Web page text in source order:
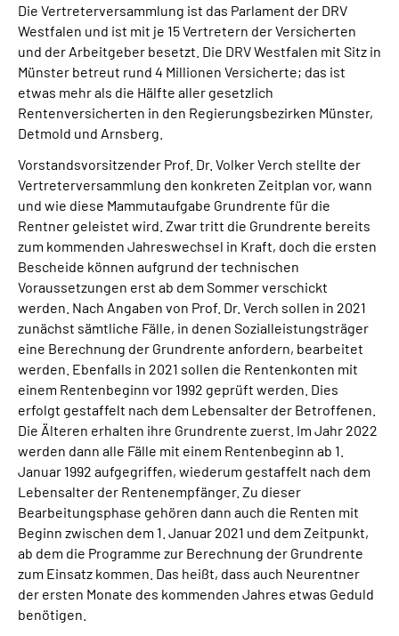
Die Vertreterversammlung ist das Parlament der DRV
Westfalen und ist mit je 15 Vertretern der Versicherten
und der Arbeitgeber besetzt. Die DRV Westfalen mit Sitz in
Münster betreut rund 4 Millionen Versicherte; das ist
etwas mehr als die Hälfte aller gesetzlich
Rentenversicherten in den Regierungsbezirken Münster,
Detmold und Arnsberg.
Vorstandsvorsitzender Prof. Dr. Volker Verch stellte der
Vertreterversammlung den konkreten Zeitplan vor, wann
und wie diese Mammutaufgabe Grundrente für die
Rentner geleistet wird. Zwar tritt die Grundrente bereits
zum kommenden Jahreswechsel in Kraft, doch die ersten
Bescheide können aufgrund der technischen
Voraussetzungen erst ab dem Sommer verschickt
werden. Nach Angaben von Prof. Dr. Verch sollen in 2021
zunächst sämtliche Fälle, in denen Sozialleistungsträger
eine Berechnung der Grundrente anfordern, bearbeitet
werden. Ebenfalls in 2021 sollen die Rentenkonten mit
einem Rentenbeginn vor 1992 geprüft werden. Dies
erfolgt gestaffelt nach dem Lebensalter der Betroffenen.
Die Älteren erhalten ihre Grundrente zuerst. Im Jahr 2022
werden dann alle Fälle mit einem Rentenbeginn ab 1.
Januar 1992 aufgegriffen, wiederum gestaffelt nach dem
Lebensalter der Rentenempfänger. Zu dieser
Bearbeitungsphase gehören dann auch die Renten mit
Beginn zwischen dem 1. Januar 2021 und dem Zeitpunkt,
ab dem die Programme zur Berechnung der Grundrente
zum Einsatz kommen. Das heißt, dass auch Neurentner
der ersten Monate des kommenden Jahres etwas Geduld
benötigen.